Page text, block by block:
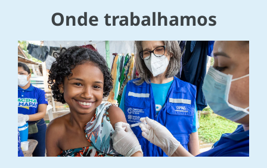
Onde trabalhamos